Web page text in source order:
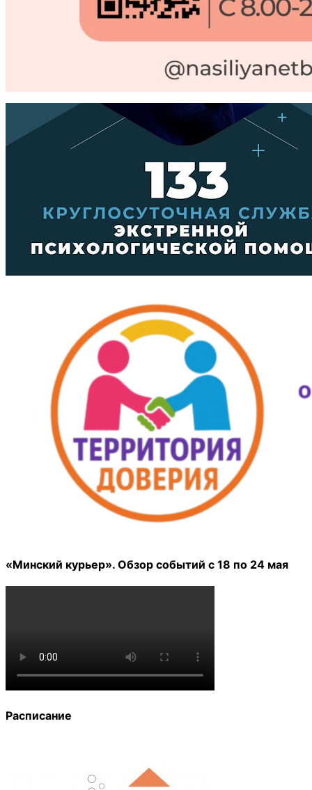
«Минский курьер». Обзор событий с 18 по 24 мая
Расписание